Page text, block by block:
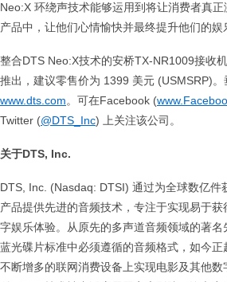
Neo:X 环绕声技术能够运用到将让消费者真
产品中，让他们心情愉快并最终提升他们的娱
整合DTS Neo:X技术的安桥TX-NR1009接收
推出，建议零售价为 1399 美元 (USMSRP)
www.dts.com。可在Facebook (
Twitter (@DTS_Inc) 上关注该公司。
关于DTS, Inc.
DTS, Inc. (Nasdaq: DTSI) 通过为全球数亿件
产品提供先进的音频技术，专注于实现易于
字娱乐体验。从原先的多声道音频领域的著
蓝光碟片标准中必须遵循的音频格式，如今
不断增多的联网消费设备上实现电影及其他